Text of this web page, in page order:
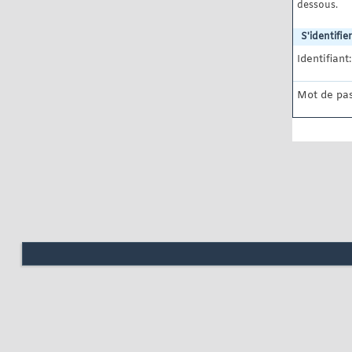
dessous.
S'identifier
Identifiant:
Mot de